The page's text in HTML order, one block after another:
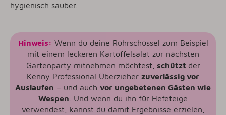
hygienisch sauber.
Hinweis: Wenn du deine Rührschüssel zum Beispiel
mit einem leckeren Kartoffelsalat zur nächsten
Gartenparty mitnehmen möchtest, schützt der
Kenny Professional Überzieher zuverlässig vor
Auslaufen – und auch vor ungebetenen Gästen wie
Wespen . Und wenn du ihn für Hefeteige
verwendest, kannst du damit Ergebnisse erzielen,